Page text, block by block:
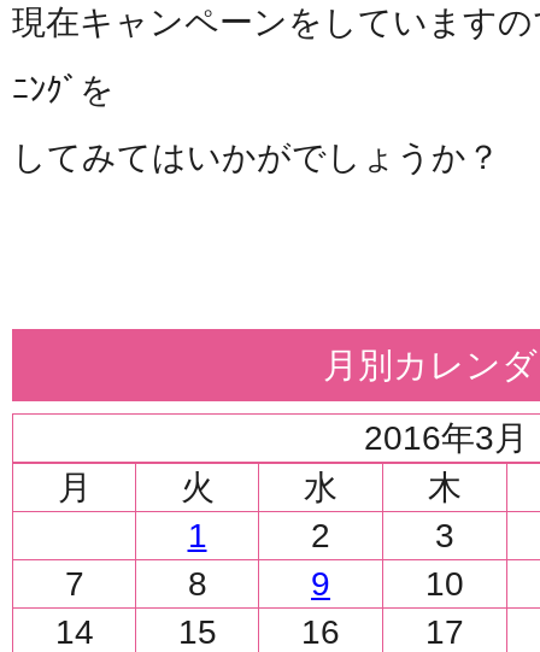
現在キャンペーンをしています
ﾆﾝｸﾞを
してみてはいかがでしょうか？
月別カレン
2016年3月
月
火 水
木
1
2
3
7
8 9
10
14
15 16
17